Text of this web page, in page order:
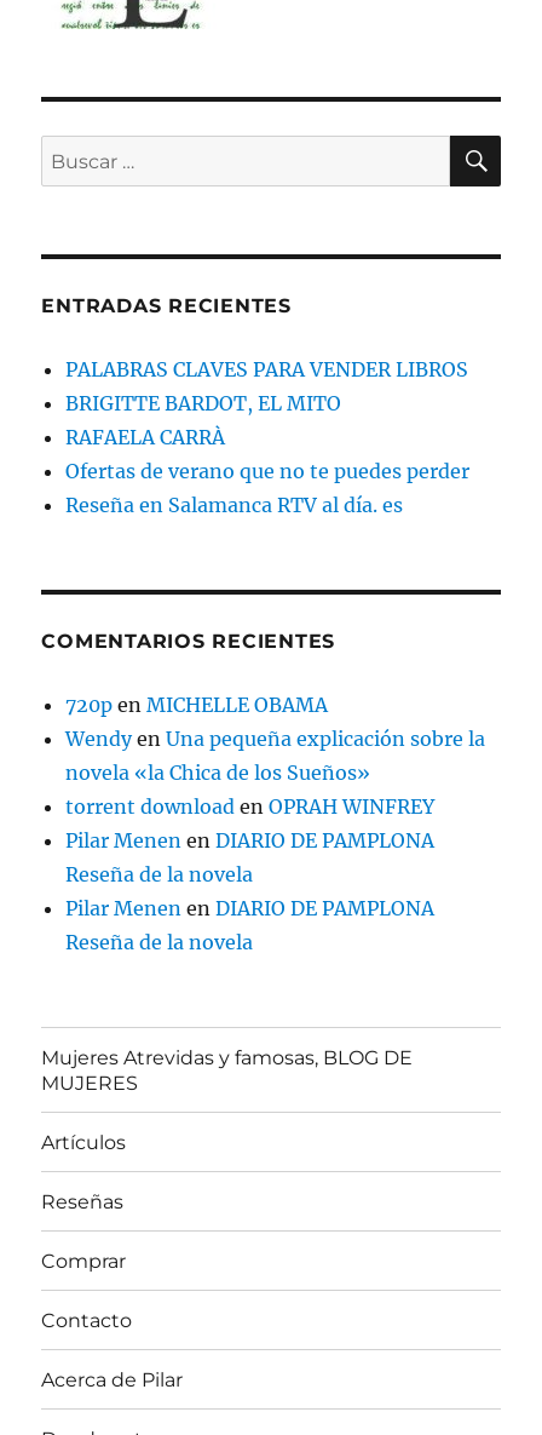
Buscar
por:
ENTRADAS RECIENTES
PALABRAS CLAVES PARA VENDER LIBROS
BRIGITTE BARDOT, EL MITO
RAFAELA CARRÀ
Ofertas de verano que no te puedes perder
Reseña en Salamanca RTV al día. es
COMENTARIOS RECIENTES
720p enMICHELLE OBAMA
WendyenUna pequeña explicación sobre la
novela «la Chica de los Sueños»
torrent download enOPRAH WINFREY
Pilar Menen enDIARIO DE PAMPLONA
Reseña de la novela
Pilar Menen enDIARIO DE PAMPLONA
Reseña de la novela
Mujeres Atrevidas y famosas, BLOG DE
MUJERES
Artículos
Reseñas
Comprar
Contacto
Acerca de Pilar